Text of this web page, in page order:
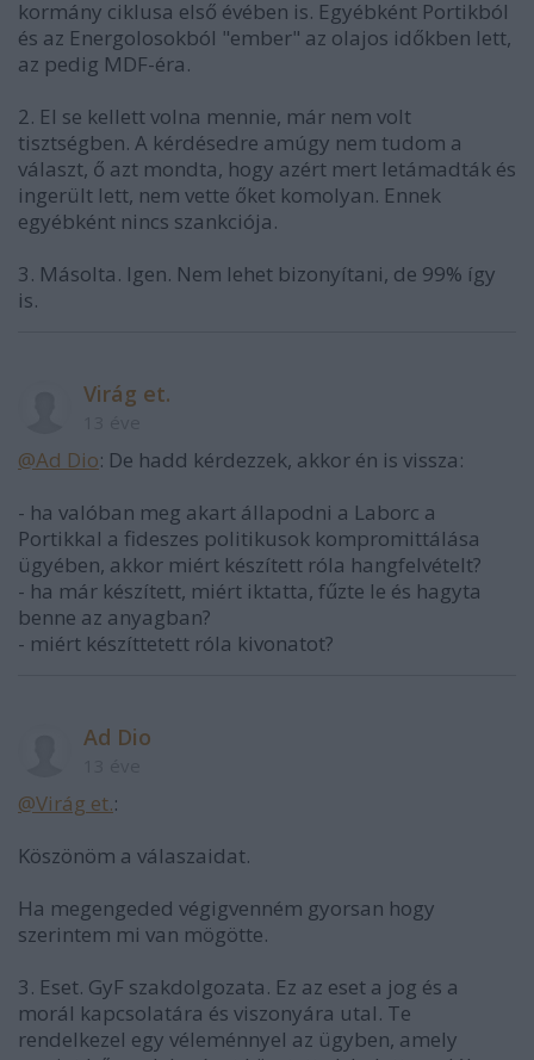
kormány ciklusa első évében is. Egyébként Portikból
és az Energolosokból "ember" az olajos időkben lett,
az pedig MDF-éra.
2. El se kellett volna mennie, már nem volt
tisztségben. A kérdésedre amúgy nem tudom a
választ, ő azt mondta, hogy azért mert letámadták és
ingerült lett, nem vette őket komolyan. Ennek
egyébként nincs szankciója.
3. Másolta. Igen. Nem lehet bizonyítani, de 99% így
is.
Virág et.
@Ad Dio: De hadd kérdezzek, akkor én is vissza:
- ha valóban meg akart állapodni a Laborc a
Portikkal a fideszes politikusok kompromittálása
ügyében, akkor miért készített róla hangfelvételt?
- ha már készített, miért iktatta, fűzte le és hagyta
benne az anyagban?
- miért készíttetett róla kivonatot?
Ad Dio
@Virág et.:
Köszönöm a válaszaidat.
Ha megengeded végigvenném gyorsan hogy
szerintem mi van mögötte.
3. Eset. GyF szakdolgozata. Ez az eset a jog és a
morál kapcsolatára és viszonyára utal. Te
rendelkezel egy véleménnyel az ügyben, amely